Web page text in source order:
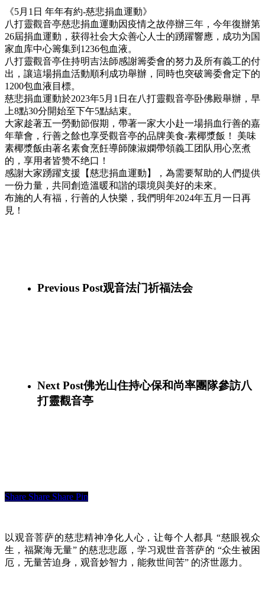
《5月1日 年年有約-慈悲捐血運動》
八打靈觀音亭慈悲捐血運動因疫情之故停辦三年，今年復辦第
26屆捐血運動，获得社会大众善心人士的踴躍響應，成功为国
家血库中心籌集到1236包血液。
八打靈觀音亭住持明吉法師感謝籌委會的努力及所有義工的付
出，讓這場捐血活動順利成功舉辦，同時也突破籌委會定下的
1200包血液目標。
慈悲捐血運動於2023年5月1日在八打靈觀音亭卧佛殿舉辦，早
上8點30分開始至下午5點結束。
大家趁著五一勞動節假期，帶著一家大小赴一場捐血行善的嘉
年華會，行善之餘也享受觀音亭的品牌美食-素椰漿飯！ 美味
素椰漿飯由著名素食烹飪導師陳淑嫻帶領義工团队用心烹煮
的，享用者皆赞不绝口！
感謝大家踴躍支援【慈悲捐血運動】，為需要幫助的人們提供
一份力量，共同創造溫暖和諧的環境與美好的未來。
布施的人有福，行善的人快樂，我們明年2024年五月一日再
見！
Previous Post观音法门祈福法会
Next Post佛光山住持心保和尚率團隊參訪八
打靈觀音亭
Share Share Share Pin
以观音菩萨的慈悲精神净化人心，让每个人都具 “慈眼视众
生，福聚海无量” 的慈悲悲愿，学习观世音菩萨的 “众生被困
厄，无量苦迫身，观音妙智力，能救世间苦” 的济世愿力。